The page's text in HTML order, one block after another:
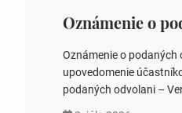
Oznámenie o podaných
upovedomenie
podaných odvolani –